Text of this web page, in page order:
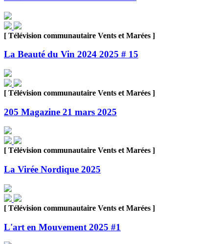
[ Télévision communautaire Vents et Marées ]
La Beauté du Vin 2024 2025 # 15
[ Télévision communautaire Vents et Marées ]
205 Magazine 21 mars 2025
[ Télévision communautaire Vents et Marées ]
La Virée Nordique 2025
[ Télévision communautaire Vents et Marées ]
L'art en Mouvement 2025 #1